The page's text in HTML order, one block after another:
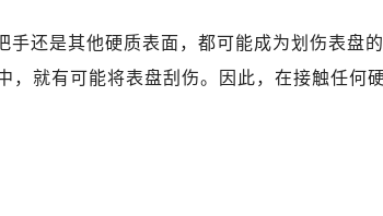
手还是其他硬质表面，都可能成为划伤表盘
，就有可能将表盘刮伤。因此，在接触任何